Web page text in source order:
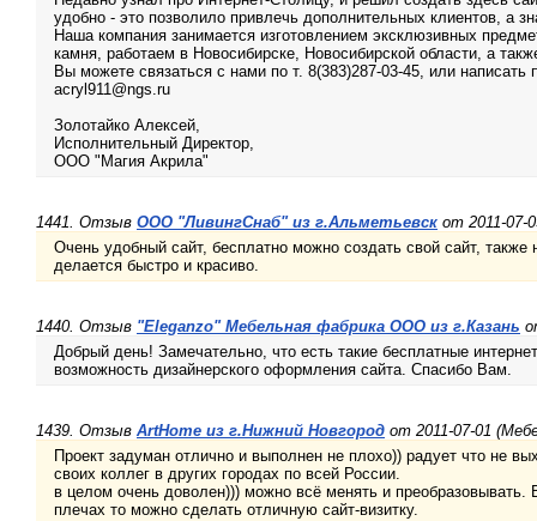
удобно - это позволило привлечь дополнительных клиентов, а
Наша компания занимается изготовлением эксклюзивных
камня, работаем в Новосибирске, Новосибирской области, а
Вы можете связаться с нами по т. 8(383)287-03-45, или написать
acryl911@ngs.ru
Золотайко Алексей,
Исполнительный Директор,
ООО "Магия Акрила"
1441. Отзыв ООО "ЛивингСнаб" из г.Альметьевск от 2011-07-
Очень удобный сайт, бесплатно можно создать свой сайт, также
делается быстро и красиво.
1440. Отзыв "Eleganzo" Мебельная фабрика ООО из г.Казань
Добрый день! Замечательно, что есть такие бесплатные
возможность дизайнерского оформления сайта. Спасибо Вам.
1439. Отзыв АrtHome из г.Нижний Новгород от 2011-07-01
Проект задуман отлично и выполнен не плохо)) радует что не
своих коллег в других городах по всей России.
в целом очень доволен))) можно всё менять и
плечах то можно сделать отличную сайт-визитку.